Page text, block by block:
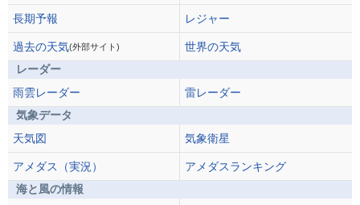
長期予報 レジャー
過去の天気(外部サイト)
世界の天気
レーダー
雨雲レーダー
雷レーダー
気象データ
天気図
気象衛星
アメダス（実況）
アメダスランキング
海と風の情報